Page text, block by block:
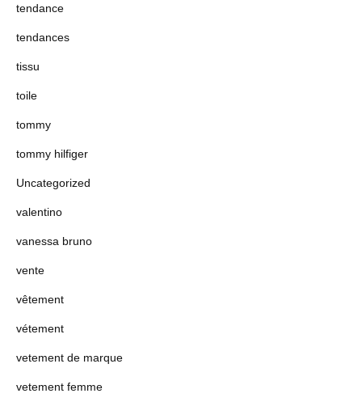
tendance
tendances
tissu
toile
tommy
tommy hilfiger
Uncategorized
valentino
vanessa bruno
vente
vêtement
vétement
vetement de marque
vetement femme